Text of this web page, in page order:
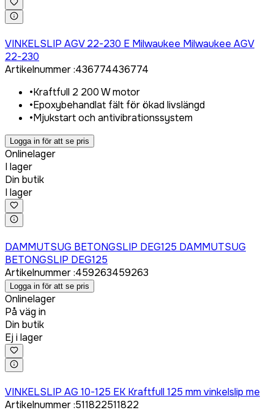
VINKELSLIP AGV 22-230 E Milwaukee Milwaukee AGV
22-230
Artikelnummer:436774436774
•Kraftfull 2 200 W motor
•Epoxybehandlat fält för ökad livslängd
•Mjukstart och antivibrationssystem
Logga in för att se pris
Onlinelager
I lager
Din butik
I lager
DAMMUTSUG BETONGSLIP DEG125 DAMMUTSUG
BETONGSLIP DEG125
Artikelnummer:459263459263
Logga in för att se pris
Onlinelager
På väg in
Din butik
Ej i lager
VINKELSLIP AG 10-125 EK Kraftfull 125 mm vinkelslip me
Artikelnummer:511822511822